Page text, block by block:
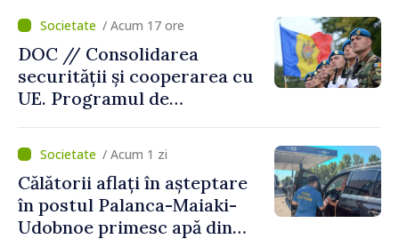
/ Acum 17 ore
DOC // Consolidarea
securității și cooperarea cu
UE. Programul de
Naționale de Apărare pentru
perioada 2024–2034,
publicat în Monitorul Oficial
/ Acum 1 zi
Călătorii aflați în așteptare
în postul Palanca-Maiaki-
Udobnoe primesc apă din